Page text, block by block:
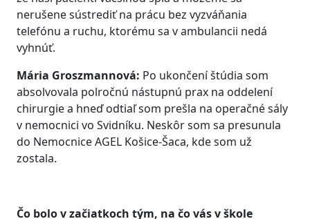
nerušene sústrediť na prácu bez vyzváňania
telefónu a ruchu, ktorému sa v ambulancii nedá
vyhnúť.
Mária Groszmannová: Po ukončení štúdia som
absolvovala polročnú nástupnú prax na oddelení
chirurgie a hneď odtiaľ som prešla na operačné sály
v nemocnici vo Svidníku. Neskôr som sa presunula
do Nemocnice AGEL Košice-Šaca, kde som už
zostala.
Čo bolo v začiatkoch tým, na čo vás v škole